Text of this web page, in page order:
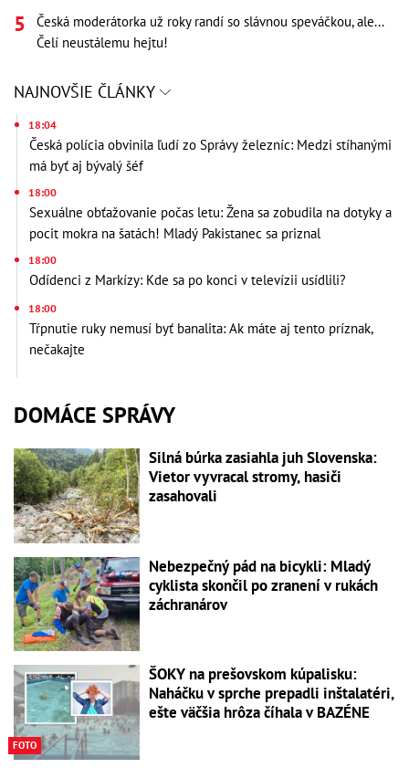
Česká moderátorka už roky randí so slávnou speváčkou, ale...
Čelí neustálemu hejtu!
NAJNOVŠIE ČLÁNKY
18:04
Česká polícia obvinila ľudí zo Správy železníc: Medzi stíhanými
má byť aj bývalý šéf
18:00
Sexuálne obťažovanie počas letu: Žena sa zobudila na dotyky a
pocit mokra na šatách! Mladý Pakistanec sa priznal
18:00
Odídenci z Markízy: Kde sa po konci v televízii usídlili?
18:00
Tŕpnutie ruky nemusí byť banalita: Ak máte aj tento príznak,
nečakajte
DOMÁCE SPRÁVY
Silná búrka zasiahla juh Slovenska:
Vietor vyvracal stromy, hasiči
zasahovali
Nebezpečný pád na bicykli: Mladý
cyklista skončil po zranení v rukách
záchranárov
FOTO
ŠOKY na prešovskom kúpalisku:
Naháčku v sprche prepadli inštalatéri,
ešte väčšia hrôza číhala v BAZÉNE